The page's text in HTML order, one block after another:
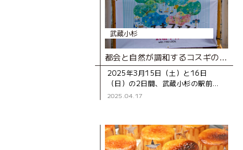
武蔵小杉
都会と自然が調和するコスギの魅力をグランピング気分で堪能！「街スキフェスタ THE 武蔵小杉 with FIND LOCAL」レポート
2025年3月15日（土）と16日
（日）の2日間、武蔵小杉の駅前広
場「こすぎコアパーク」にて、「街
2025.04.17